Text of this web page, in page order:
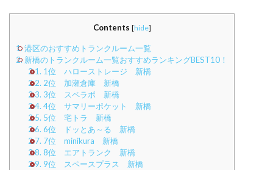
Contents [hide]
1.港区のおすすめトランクルーム一覧
2. 新橋のトランクルーム一覧おすすめランキングBEST10！
2.1. 1位 ハローストレージ 新橋
2.2. 2位 加瀬倉庫 新橋
2.3. 3位 スペラボ 新橋
2.4. 4位 サマリーポケット 新橋
2.5. 5位 宅トラ 新橋
2.6. 6位 ドッとあ～る 新橋
2.7. 7位 minikura 新橋
2.8. 8位 エアトランク 新橋
2.9. 9位 スペースプラス 新橋